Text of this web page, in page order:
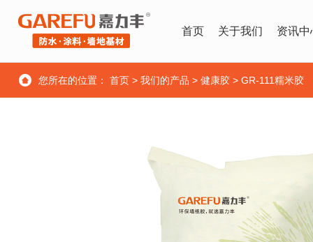
首页 关于我们 资讯中
您所在的位置： 首页 > 我们的产品 > 健康胶 > GR-111糯米胶